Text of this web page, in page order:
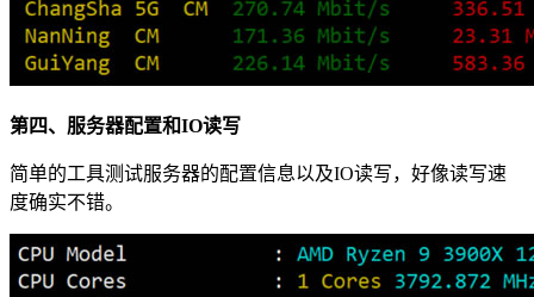
第四、服务器配置和IO读写
简单的工具测试服务器的配置信息以及IO读写，好像读写速
度确实不错。